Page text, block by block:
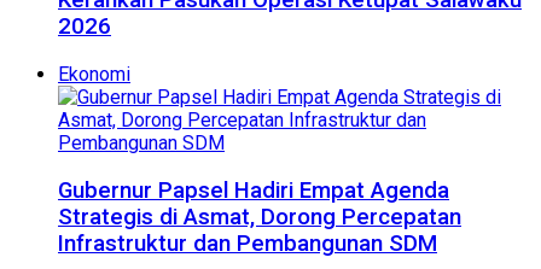
2026
Ekonomi
Gubernur Papsel Hadiri Empat Agenda
Strategis di Asmat, Dorong Percepatan
Infrastruktur dan Pembangunan SDM